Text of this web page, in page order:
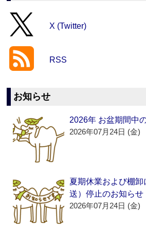
X (Twitter)
RSS
お知らせ
2026年 お盆期間中
2026年07月24日 (金)
夏期休業および棚
送）停止のお知らせ
2026年07月24日 (金)